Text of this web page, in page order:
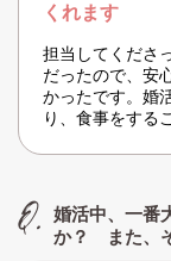
くれます
担当してくださ
だったので、安
かったです。婚
り、食事をする
婚活中、一番
か？ また、